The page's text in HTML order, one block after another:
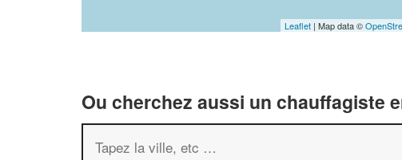
Leaflet | Map data ©
Ou cherchez aussi un chauffagiste